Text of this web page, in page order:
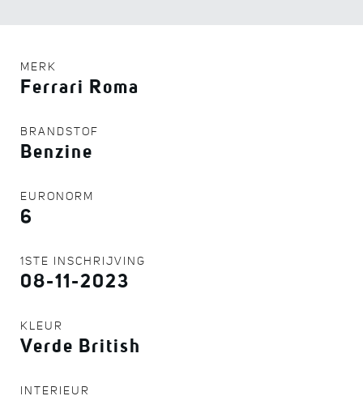
MERK
Ferrari Roma
BRANDSTOF
Benzine
EURONORM
6
1STE INSCHRIJVING
08-11-2023
KLEUR
Verde British
INTERIEUR